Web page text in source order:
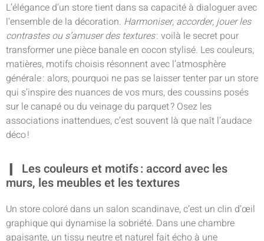
L’élégance d’un store tient dans sa capacité à dialoguer avec
l’ensemble de la décoration. Harmoniser, accorder, jouer les
contrastes ou s’amuser des textures: voilà le secret pour
transformer une pièce banale en cocon stylisé. Les couleurs,
matières, motifs choisis résonnent avec l’atmosphère
générale : alors, pourquoi ne pas se laisser tenter par un store
qui s’inspire des nuances de vos murs, des coussins posés
sur le canapé ou du veinage du parquet ? Osez les
associations inattendues, c’est souvent là que naît l’audace
déco !
Les couleurs et motifs : accord avec les
murs, les meubles et les textures
Un store coloré dans un salon scandinave, c’est un clin d’œil
graphique qui dynamise la sobriété. Dans une chambre
apaisante, un tissu neutre et naturel fait écho à une